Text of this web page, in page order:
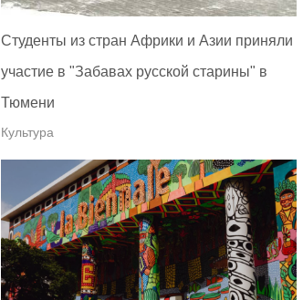
Студенты из стран Африки и Азии приняли
участие в "Забавах русской старины" в
Тюмени
Культура